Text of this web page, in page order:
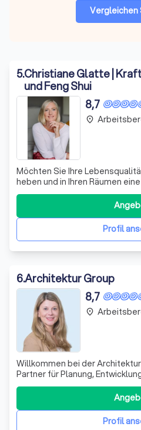
Vergleichen
5.Christiane Glatte |
und Feng Shui
8,7
Möchten Sie Ihre
heben und in Ihren Räumen
erleben? Ich bin Architektin
spezialisiere mich darauf,
kreieren, die Ihre persönliche
gestalten wir Ihre
Profil
place
6.Architektur Group
8,7
Willkommen bei der
Partner für Planung,
stolz darauf, Ihnen Europas
Natursteinen und
anzubieten. Mit über 2500
garantieren wir geprüfteProfil
place